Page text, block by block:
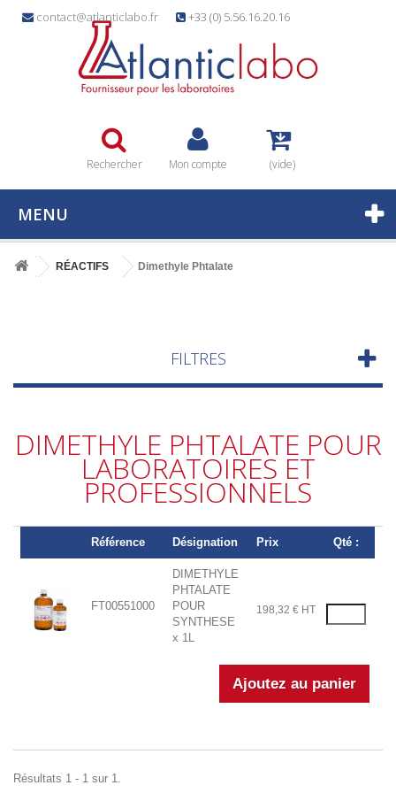
contact@atlanticlabo.fr +33 (0) 5.56.16.20.16
Rechercher Mon compte (vide)
MENU
RÉACTIFS Dimethyle Phtalate
FILTRES
DIMETHYLE PHTALATE POUR
LABORATOIRES ET
PROFESSIONNELS
Référence Désignation Prix Qté :
FT00551000
DIMETHYLE
PHTALATE
POUR
SYNTHESE
x 1L
198,32 € HT
Résultats 1 - 1 sur 1.